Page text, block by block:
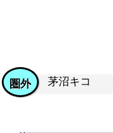
茅沼キコ
圏外